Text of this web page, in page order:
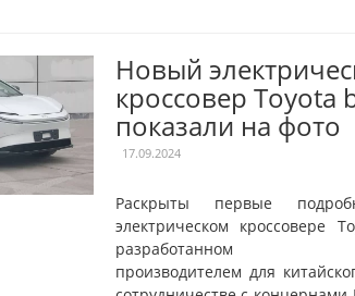
Новый
кроссовер Toyota
показали на фото
17.09.2024
Раскрыты первые
электрическом кроссовере
разработанном
производителем для